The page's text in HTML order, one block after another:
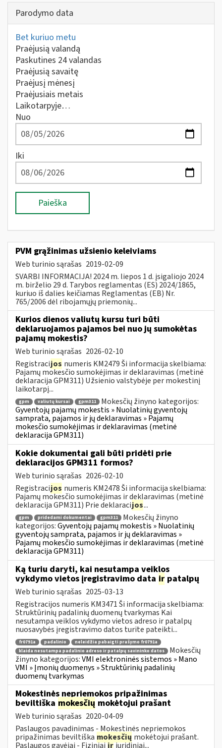
Parodymo data
Bet kuriuo metu
Praėjusią valandą
Paskutines 24 valandas
Praėjusią savaitę
Praėjusį mėnesį
Praėjusiais metais
Laikotarpyje…
Nuo
Iki
Paieška
PVM grąžinimas užsienio keleiviams
Web turinio sąrašas 2019-02-09
SVARBI INFORMACIJA! 2024 m. liepos 1 d. įsigaliojo 2024
m. birželio 29 d. Tarybos reglamentas (ES) 2024/1865,
kuriuo iš dalies keičiamas Reglamentas (EB) Nr.
765/2006 dėl ribojamųjų priemonių...
Kurios dienos valiutų kursu turi būti
deklaruojamos pajamos bei nuo jų sumokėtas
pajamų mokestis?
Web turinio sąrašas 2026-02-10
Registracijos numeris KM2479 Ši informacija skelbiama:
Pajamų mokesčio sumokėjimas ir deklaravimas (metinė
deklaracija GPM311) Užsienio valstybėje per mokestinį
laikotarpį...
gpm valiutų kursai gpm311
Mokesčių žinyno kategorijos:
Gyventojų pajamų mokestis » Nuolatinių gyventojų
samprata, pajamos ir jų deklaravimas » Pajamų
mokesčio sumokėjimas ir deklaravimas (metinė
deklaracija GPM311)
Kokie dokumentai gali būti pridėti prie
deklaracijos GPM311 formos?
Web turinio sąrašas 2026-02-10
Registracijos numeris KM2478 Ši informacija skelbiama:
Pajamų mokesčio sumokėjimas ir deklaravimas (metinė
deklaracija GPM311) Prie deklaracijos...
gpm pridedami dokumentai gpm311
Mokesčių žinyno
kategorijos:Gyventojų pajamų mokestis » Nuolatinių
gyventojų samprata, pajamos ir jų deklaravimas »
Pajamų mokesčio sumokėjimas ir deklaravimas (metinė
deklaracija GPM311)
Ką turiu daryti, kai nesutampa veiklos
vykdymo vietos įregistravimo data ir patalpų
Web turinio sąrašas 2025-03-13
Registracijos numeris KM3471 Ši informacija skelbiama:
Struktūrinių padalinių duomenų tvarkymas Kai
nesutampa veiklos vykdymo vietos adreso ir patalpų
nuosavybės įregistravimo datos turite pateikti...
fr0791a padalinio
neleidžia pabaigti prašymo fr0791a
klaida nesutampa padalinio adreso ir patalpų savininko datos
Mokesčių
žinyno kategorijos:VMI elektroninės sistemos » Mano
VMI » Įmonių duomenys » Struktūrinių padalinių
duomenų tvarkymas
Mokestinės nepriemokos pripažinimas
beviltiška mokesčių mokėtojui prašant
Web turinio sąrašas 2020-04-09
Paslaugos pavadinimas - Mokestinės nepriemokos
pripažinimas beviltiška mokesčių mokėtojui prašant.
Paslaugos gavėjai - Fiziniaiirjuridiniai...